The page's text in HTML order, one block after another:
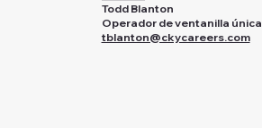
Todd Blanton
Operador de ventanilla única
tblanton@ckycareers.com